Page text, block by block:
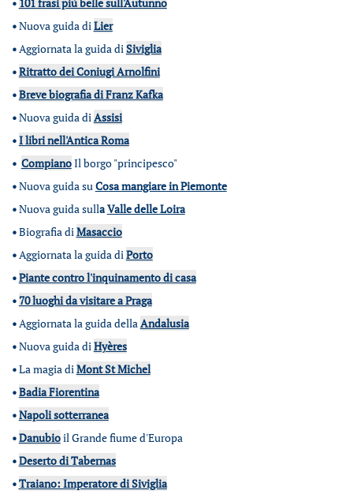
•Nuova guida diLier
•Aggiornata la guida diSiviglia
•Ritratto dei Coniugi Arnolfini
•Breve biografia di Franz Kafka
•Nuova guida diAssisi
•I libri nell'Antica Roma
• CompianoIl borgo "principesco"
•Nuova guida suCosa mangiare in Piemonte
•Nuova guida sullaValle delle Loira
•Biografia diMasaccio
•Aggiornata la guida diPorto
•Piante contro l'inquinamento di casa
• 70 luoghi da visitare a Praga
•Aggiornata la guida dellaAndalusia
•Nuova guida diHyères
•La magia diMont St Michel
•Badia Fiorentina
•Napoli sotterranea
•Danubioil Grande fiume d'Europa
•Deserto di Tabernas
•Traiano: Imperatore di Siviglia